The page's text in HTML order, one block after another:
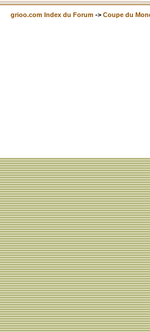
grioo.com Index du Forum -> Coupe du